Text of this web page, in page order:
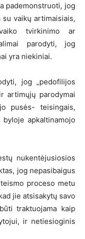
pademonstruoti, jog
vaikų artimaisiais,
tvirkinimo ar
parodyti, jog
yra niekiniai.
jog „pedofilijos
artimųjų parodymai
pusės- teisingais,
apkaltinamojo
nukentėjusiosios
jog nepasibaigus
proceso metu
jie atsisakytų savo
traktuojama kaip
ir netiesioginis